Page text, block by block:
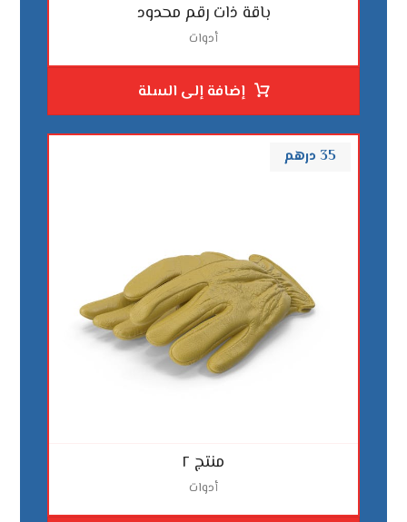
باقة ذات رقم محدود
أدوات
إضافة إلى السلة
منتج ٢
أدوات
35 درهم